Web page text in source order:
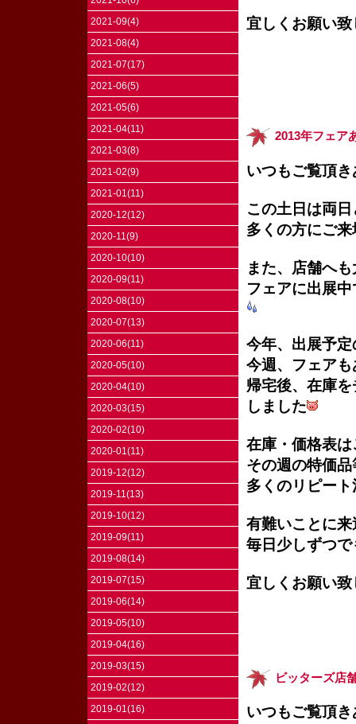
2021-09(4)
2021-08(4)
2021-07(17)
2021-06(5)
2021-05(6)
2021-04(11)
2021-03(8)
2021-02(9)
2021-01(11)
2020-12(12)
2020-11(9)
2020-10(10)
2020-09(11)
2020-08(10)
2020-07(13)
2020-06(11)
2020-05(10)
2020-04(10)
2020-03(15)
2020-02(10)
2020-01(11)
2019-12(12)
2019-11(13)
2019-10(12)
2019-09(11)
2019-08(14)
2019-07(15)
2019-06(14)
2019-05(10)
2019-04(16)
2019-03(15)
2019-02(12)
2019-01(16)
宜しくお願い
2013年フェア
いつもご覧頂
この土日は両
多くの方にご
また、店舗へ
フェアに出展
今年、出展予
今週、フェア
帰宅後、在庫
しました
在庫・価格表
その週の特価
多くのリピー
有難いことに
毎日少しずつ
宜しくお願い
ビッターズ店
いつもご覧頂